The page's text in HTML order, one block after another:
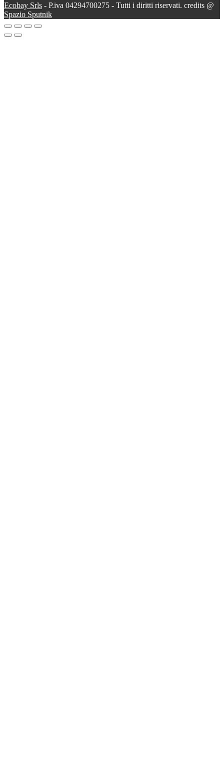
Ecobay Srls - P.iva 04294700275 - Tutti i diritti riservati. credits @
Spazio Sputnik